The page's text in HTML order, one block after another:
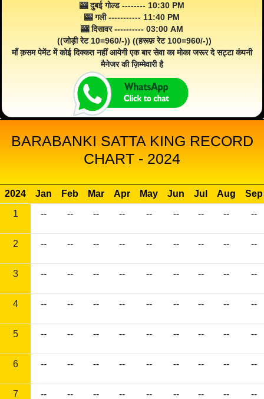
🎰 दुबई गोल्ड -------- 10:30 PM
🎰 गली ----------- 11:40 PM
🎰 दिसावर ---------- 03:00 AM
((जोड़ी रेट 10=960/-)) ((हरूफ़ रेट 100=960/-))
माँ क़सम पेमेंट में कोई दिक्कत नहीं आयेगी एक बार सेवा का मोका जरूर दे सट्टा कंपनी
मैनेजर की ज़िम्मेवारी है
BARABANKI SATTA KING RECORD
CHART - 2024
2024 Jan Feb Mar Apr May Jun Jul Aug
Sep
1
-- -- -- -- -- -- -- -- --
2 -- -- -- -- -- -- -- -- --
3 -- -- -- -- -- -- -- -- --
4 -- -- -- -- -- -- -- -- --
5 -- -- -- -- -- -- -- -- --
6 -- -- -- -- -- -- -- -- --
7 -- -- -- -- -- -- -- -- --